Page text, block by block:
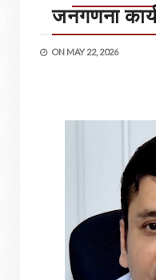
जनगणना
ON MAY 22, 2026